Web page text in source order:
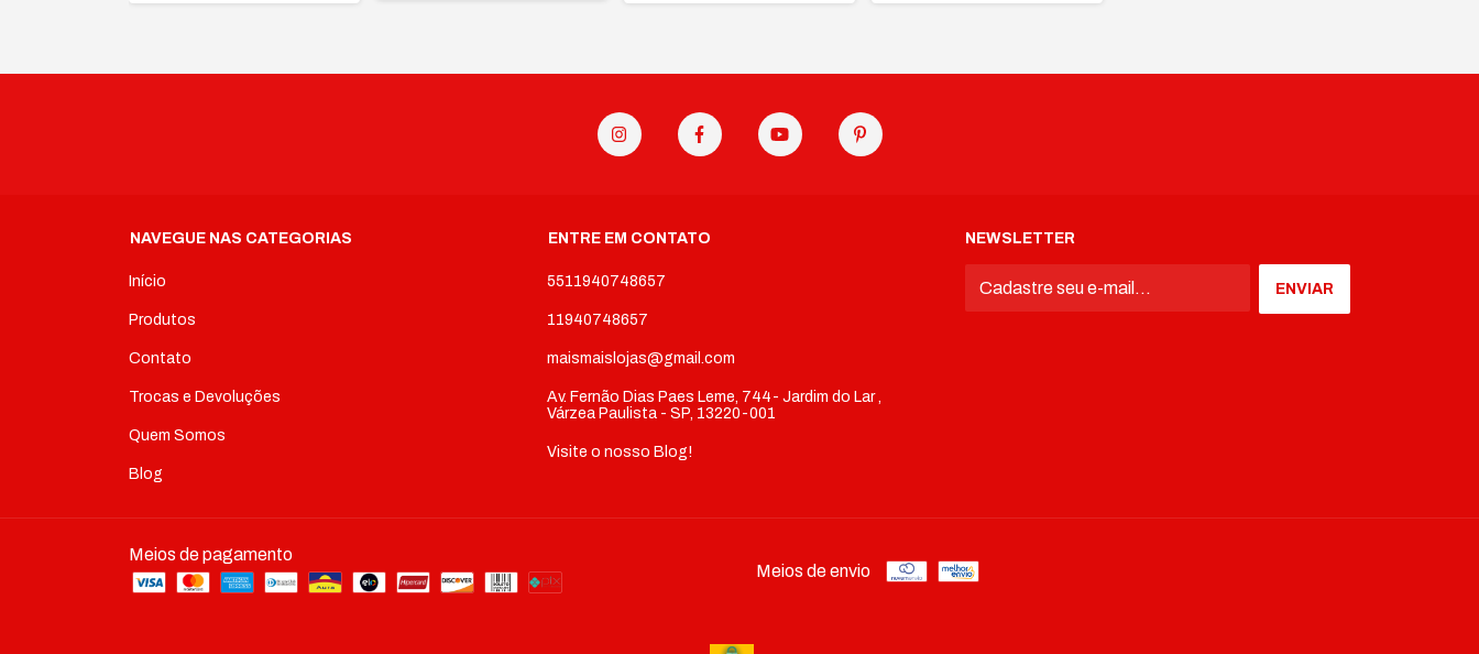
NAVEGUE NAS CATEGORIAS
Início
Produtos
Contato
Trocas e Devoluções
Quem Somos
Blog
ENTRE EM CONTATO
5511940748657
11940748657
maismaislojas@gmail.com
Av. Fernão Dias Paes Leme, 744- Jardim do Lar ,
Várzea Paulista - SP, 13220-001
Visite o nosso Blog!
NEWSLETTER
Meios de pagamento
Meios de envio